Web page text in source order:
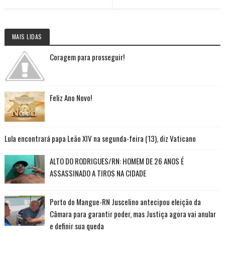
MAIS LIDAS
Coragem para prosseguir!
Feliz Ano Novo!
Lula encontrará papa Leão XIV na segunda-feira (13), diz Vaticano
ALTO DO RODRIGUES/RN: HOMEM DE 26 ANOS É
ASSASSINADO A TIROS NA CIDADE
Porto do Mangue-RN Juscelino antecipou eleição da
Câmara para garantir poder, mas Justiça agora vai anular
e definir sua queda